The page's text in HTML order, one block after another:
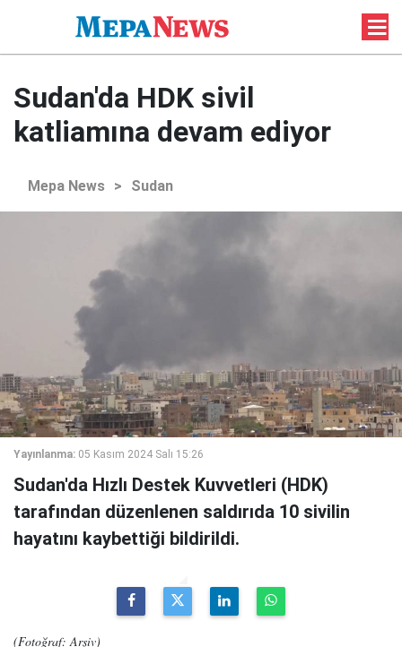
Sudan'da HDK sivil
katliamına devam ediyor
Mepa News > Sudan
Yayınlanma: 05 Kasım 2024 Salı 15:26
Sudan'da Hızlı Destek Kuvvetleri (HDK)
tarafından düzenlenen saldırıda 10 sivilin
hayatını kaybettiği bildirildi.
(Fotoğraf: Arşiv)